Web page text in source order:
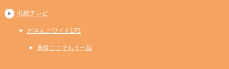
札幌テレビ
どさんこワイド179
奥様ここでもう一品